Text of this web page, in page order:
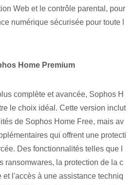
Web et le contrôle parental, pour
numérique sécurisée pour toute l
Home Premium
complète⁤ et avancée, Sophos‌ H
le choix idéal. Cette version inclut
de Sophos Home Free, mais av
qui offrent une protecti
Des fonctionnalités telles que l
ransomwares, la protection de la c
l'accès à une assistance techniq